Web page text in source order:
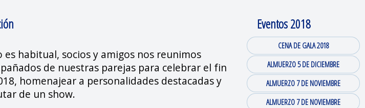
es habitual, socios y amigos nos reunimos
de nuestras parejas para celebrar el fin
homenajear a personalidades destacadas y
de un show.
Eventos 2018
CENA DE GALA 2018
ALMUERZO 5 DE DICIEMBRE
ALMUERZO 7 DE NOVIEMBRE
ALMUERZO 7 DE NOVIEMBRE